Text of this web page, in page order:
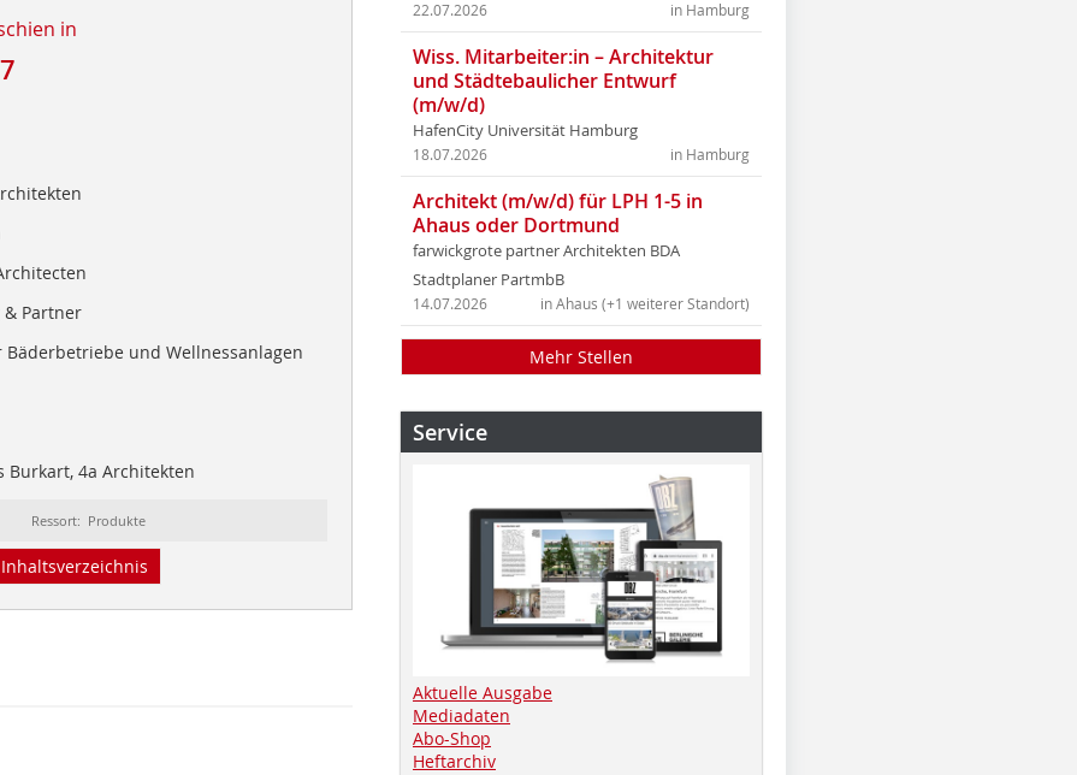
in
Partner
und Wellnessanlagen
Burkart, 4a Architekten
Ressort: Produkte
Inhaltsverzeichnis
in Hamburg
22.07.2026
Wiss. Mitarbeiter:in – Architektur
und Städtebaulicher Entwurf
(m/w/d)
HafenCity Universität Hamburg
in Hamburg
18.07.2026
Architekt (m/w/d) für LPH 1-5 in
Ahaus oder Dortmund
farwickgrote partner Architekten BDA
Stadtplaner PartmbB
in Ahaus (+1 weiterer Standort)
14.07.2026
Mehr Stellen
Service
Aktuelle Ausgabe
Mediadaten
Abo-Shop
Heftarchiv